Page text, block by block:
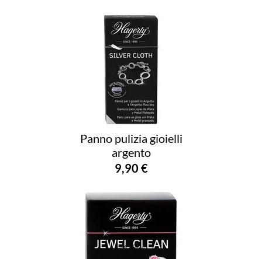
Panno pulizia gioielli
argento
9,90 €